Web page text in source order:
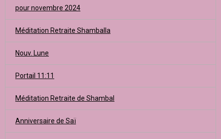
pour novembre 2024
Méditation Retraite Shamballa
Nouv. Lune
Portail 11:11
Méditation Retraite de Shambal
Anniversaire de Saï